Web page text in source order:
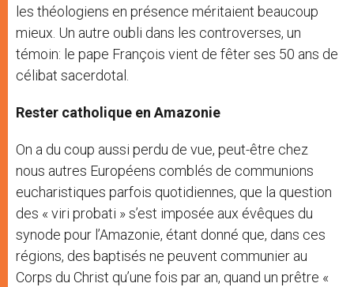
les théologiens en présence méritaient beaucoup
mieux. Un autre oubli dans les controverses, un
témoin: le pape François vient de fêter ses 50 ans de
célibat sacerdotal.
Rester catholique en Amazonie
On a du coup aussi perdu de vue, peut-être chez
nous autres Européens comblés de communions
eucharistiques parfois quotidiennes, que la question
des « viri probati » s’est imposée aux évêques du
synode pour l’Amazonie, étant donné que, dans ces
régions, des baptisés ne peuvent communier au
Corps du Christ qu’une fois par an, quand un prêtre «